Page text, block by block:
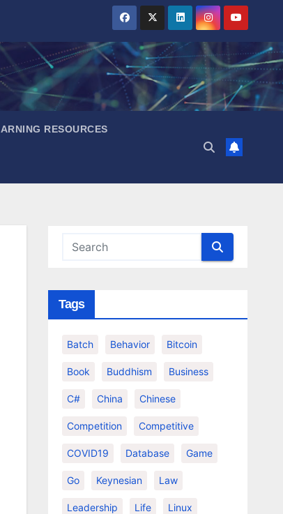
RESOURCES
Tags
Batch Behavior Bitcoin
Book Buddhism Business
C# China Chinese
Competition Competitive
COVID19 Database Game
Go Keynesian Law
Leadership Life Linux